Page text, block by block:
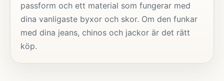
passform och ett material som fungerar med
dina vanligaste byxor och skor. Om den funkar
med dina jeans, chinos och jackor är det rätt
köp.